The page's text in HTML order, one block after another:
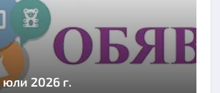
юли 2026 г.